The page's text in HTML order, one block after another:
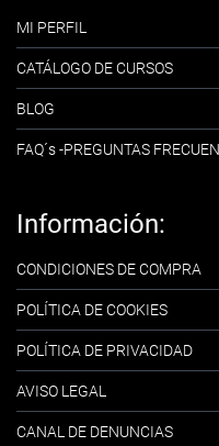
MI PERFIL
CATÁLOGO DE CURSOS
BLOG
FAQ´s -PREGUNTAS
Información:
CONDICIONES DE COMPRA
POLÍTICA DE COOKIES
POLÍTICA DE PRIVACIDAD
AVISO LEGAL
CANAL DE DENUNCIAS